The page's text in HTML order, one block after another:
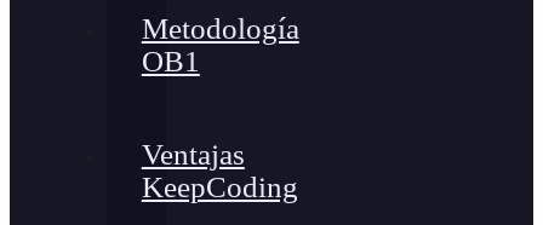
Metodología
OB1
Ventajas
KeepCoding